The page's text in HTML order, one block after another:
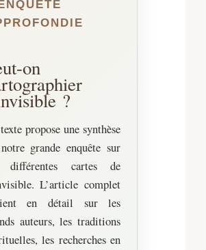
on
?
propose une synthèse
grande enquête sur
différentes cartes de
L’article complet
en détail sur les
auteurs, les traditions
les recherches en